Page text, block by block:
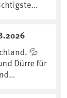
urn
💦
Dürre für